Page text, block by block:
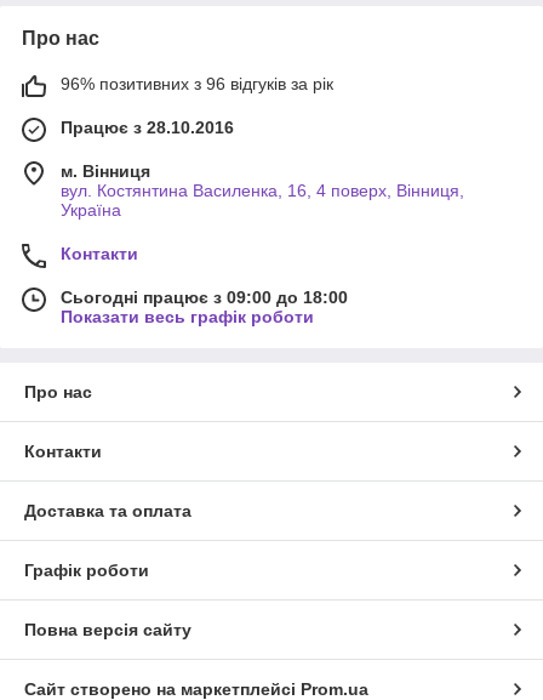
Про нас
96% позитивних з 96 відгуків за рік
Працює з 28.10.2016
м. Вінниця
вул. Костянтина Василенка, 16, 4 поверх, Вінниця,
Україна
Контакти
Сьогодні працює з 09:00 до 18:00
Показати весь графік роботи
Про нас
Контакти
Доставка та оплата
Графік роботи
Повна версія сайту
Сайт створено на маркетплейсі Prom.ua